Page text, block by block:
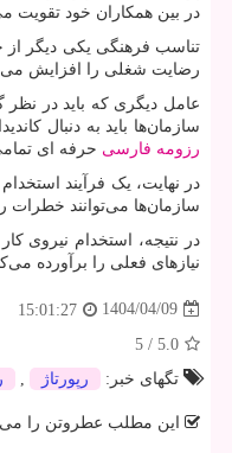
در بین همکاران خود تقویت
تناسب فرهنگی یکی دیگر از
رضایت شغلی را افزایش
عامل دیگری که باید در نظر
سازمان‌ها باید به دنبال
رزومه فارسی حرفه ای
در نهایت، یک فرآیند
سازمان‌ها می‌توانند خطرات
در نتیجه، استخدام نیروی
نیازهای فعلی را برآورده
1404/04/09
15:01:27
5.0
/
5
تگهای خبر:
رپورتاژ ,
این مطلب عطروتن را می